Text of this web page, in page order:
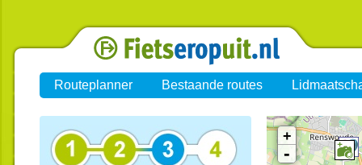
Routeplanner Bestaande routes
+
-